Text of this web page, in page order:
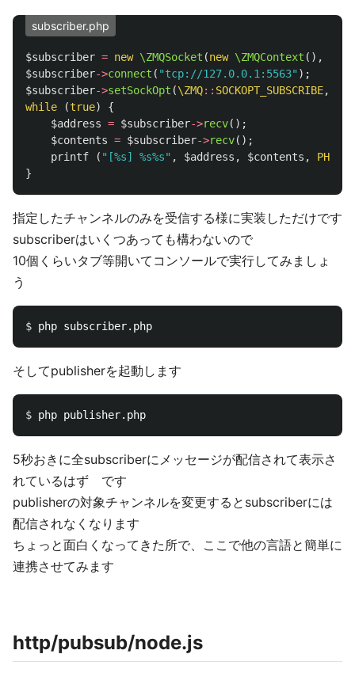
subscriber.php
$subscriber = new \ZMQSocket (new \ZMQContext (),
$subscriber->connect ( "tcp://127.0.0.1:5563" );
$subscriber->setSockOpt (\ZMQ:: SOCKOPT_SUBSCRIBE,
while
(true)
{
$address = $subscriber->recv();
$contents = $subscriber->recv();
printf
( "[%s] %s%s" , $address , $contents ,
}
指定したチャンネルのみを受信する様に実装しただけです
subscriberはいくつあっても構わないので
10個くらいタブ等開いてコンソールで実行してみましょ
う
$
そしてpublisherを起動します
$
5秒おきに全subscriberにメッセージが配信されて表示さ
れているはず です
publisherの対象チャンネルを変更するとsubscriberには
配信されなくなります
ちょっと面白くなってきた所で、ここで他の言語と簡単に
連携させてみます
http/pubsub/node.js